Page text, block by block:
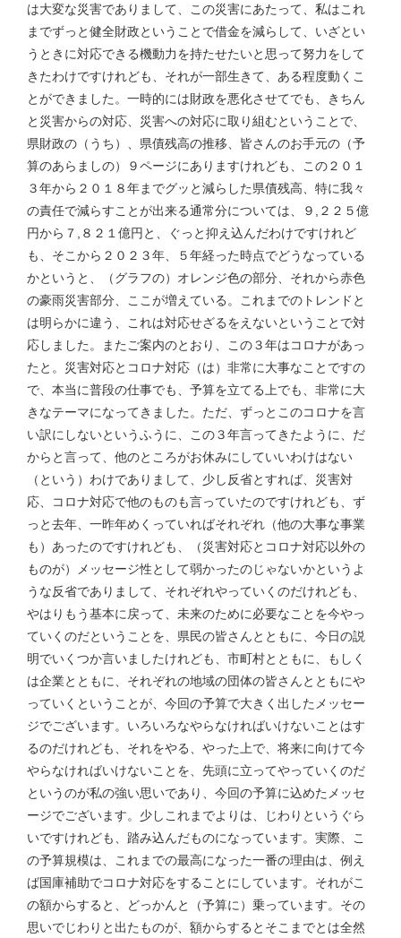
は大変な災害でありまして、この災害にあたって、私はこれ
までずっと健全財政ということで借金を減らして、いざとい
うときに対応できる機動力を持たせたいと思って努力をして
きたわけですけれども、それが一部生きて、ある程度動くこ
とができました。一時的には財政を悪化させてでも、きちん
と災害からの対応、災害への対応に取り組むということで、
県財政の（うち）、県債残高の推移、皆さんのお手元の（予
算のあらましの）９ページにありますけれども、この２０１
３年から２０１８年までグッと減らした県債残高、特に我々
の責任で減らすことが出来る通常分については、９,２２５億
円から７,８２１億円と、ぐっと抑え込んだわけですけれど
も、そこから２０２３年、５年経った時点でどうなっている
かというと、（グラフの）オレンジ色の部分、それから赤色
の豪雨災害部分、ここが増えている。これまでのトレンドと
は明らかに違う、これは対応せざるをえないということで対
応しました。またご案内のとおり、この３年はコロナがあっ
たと。災害対応とコロナ対応（は）非常に大事なことですの
で、本当に普段の仕事でも、予算を立てる上でも、非常に大
きなテーマになってきました。ただ、ずっとこのコロナを言
い訳にしないというふうに、この３年言ってきたように、だ
からと言って、他のところがお休みにしていいわけはない
（という）わけでありまして、少し反省とすれば、災害対
応、コロナ対応で他のものも言っていたのですけれども、ず
っと去年、一昨年めくっていればそれぞれ（他の大事な事業
も）あったのですけれども、（災害対応とコロナ対応以外の
ものが）メッセージ性として弱かったのじゃないかというよ
うな反省でありまして、それぞれやっていくのだけれども、
やはりもう基本に戻って、未来のために必要なことを今やっ
ていくのだということを、県民の皆さんとともに、今日の説
明でいくつか言いましたけれども、市町村とともに、もしく
は企業とともに、それぞれの地域の団体の皆さんとともにや
っていくということが、今回の予算で大きく出したメッセー
ジでございます。いろいろなやらなければいけないことはす
るのだけれども、それをやる、やった上で、将来に向けて今
やらなければいけないことを、先頭に立ってやっていくのだ
というのが私の強い思いであり、今回の予算に込めたメッセ
ージでございます。少しこれまでよりは、じわりというぐら
いですけれども、踏み込んだものになっています。実際、こ
の予算規模は、これまでの最高になった一番の理由は、例え
ば国庫補助でコロナ対応をすることにしています。それがこ
の額からすると、どっかんと（予算に）乗っています。その
思いでじわりと出たものが、額からするとそこまでとは全然